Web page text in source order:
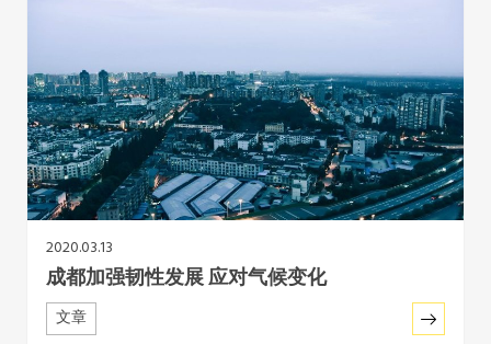
欧洲秘书处
加拿大办公室
美国办公室
墨西哥、中美洲和加勒比海区秘书处
大洋洲秘书处
2020.03.13
成都加强韧性发展 应对气候变化
文章